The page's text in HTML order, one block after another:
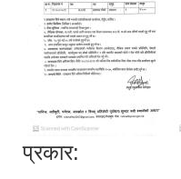
प्रकार: